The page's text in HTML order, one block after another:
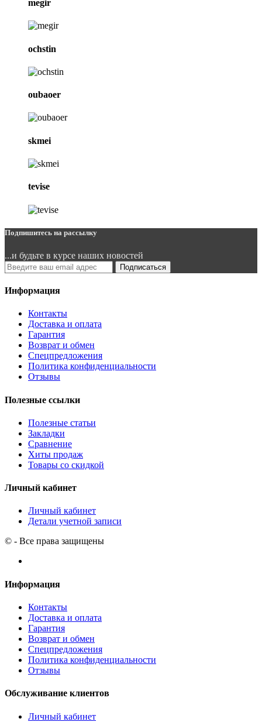
megir
ochstin
oubaoer
skmei
tevise
Подпишитесь на рассылку
...и будьте в курсе наших новостей
Подписаться
Информация
Контакты
Доставка и оплата
Гарантия
Возврат и обмен
Спецпредложения
Политика конфиденциальности
Отзывы
Полезные ссылки
Полезные статьи
Закладки
Сравнение
Хиты продаж
Товары со скидкой
Личный кабинет
Личный кабинет
Детали учетной записи
© - Все права защищены
Информация
Контакты
Доставка и оплата
Гарантия
Возврат и обмен
Спецпредложения
Политика конфиденциальности
Отзывы
Обслуживание клиентов
Личный кабинет